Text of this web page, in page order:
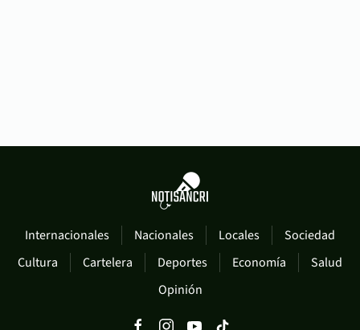
Internacionales Nacionales Locales
Sociedad
Cultura
Cartelera Deportes Economía
Salud
Opinión